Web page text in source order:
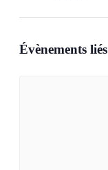
Évènements liés